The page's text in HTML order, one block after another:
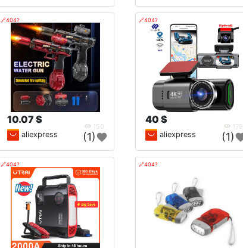
🔗404?
10.07 $
150
aliexpress (1)
🔗404?
40 $
179
aliexpress (1)
🔗404? 🔗404?